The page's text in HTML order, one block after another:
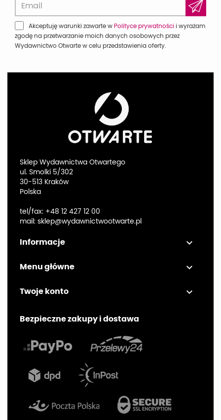
Akceptuję warunki zawarte w Polityce prywatności i wyrażam
zgodę na przetwarzanie moich danych osobowych przez
Wydawnictwo Otwarte w celu przedstawienia oferty.
Sklep Wydawnictwa Otwartego
ul. Smolki 5/302
30-513 Kraków
Polska
tel/fax: +48 12 427 12 00
mail: sklep@wydawnictwootwarte.pl
Informacje 
Menu główne 
Twoje konto 
Bezpieczne zakupy i dostawa